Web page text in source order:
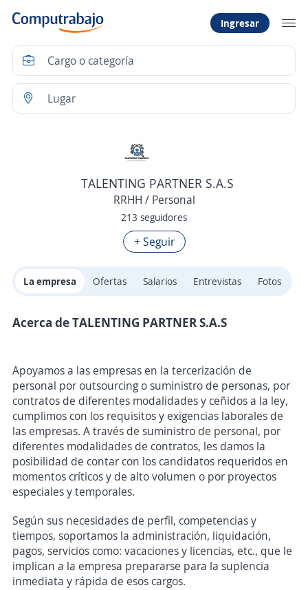
Ingresar
TALENTING PARTNER S.A.S
RRHH / Personal
213 seguidores
+ Seguir
La empresa Ofertas Salarios Entrevistas Fotos
Acerca de TALENTING PARTNER S.A.S
Apoyamos a las empresas en la tercerización de
personal por outsourcing o suministro de personas, por
contratos de diferentes modalidades y ceñidos a la ley,
cumplimos con los requisitos y exigencias laborales de
las empresas. A través de suministro de personal, por
diferentes modalidades de contratos, les damos la
posibilidad de contar con los candidatos requeridos en
momentos críticos y de alto volumen o por proyectos
especiales y temporales.
Según sus necesidades de perfil, competencias y
tiempos, soportamos la administración, liquidación,
pagos, servicios como: vacaciones y licencias, etc., que le
implican a la empresa prepararse para la suplencia
inmediata y rápida de esos cargos.